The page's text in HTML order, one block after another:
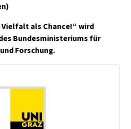
Vielfalt als Chance!“ wird
Bundesministeriums für
Forschung.